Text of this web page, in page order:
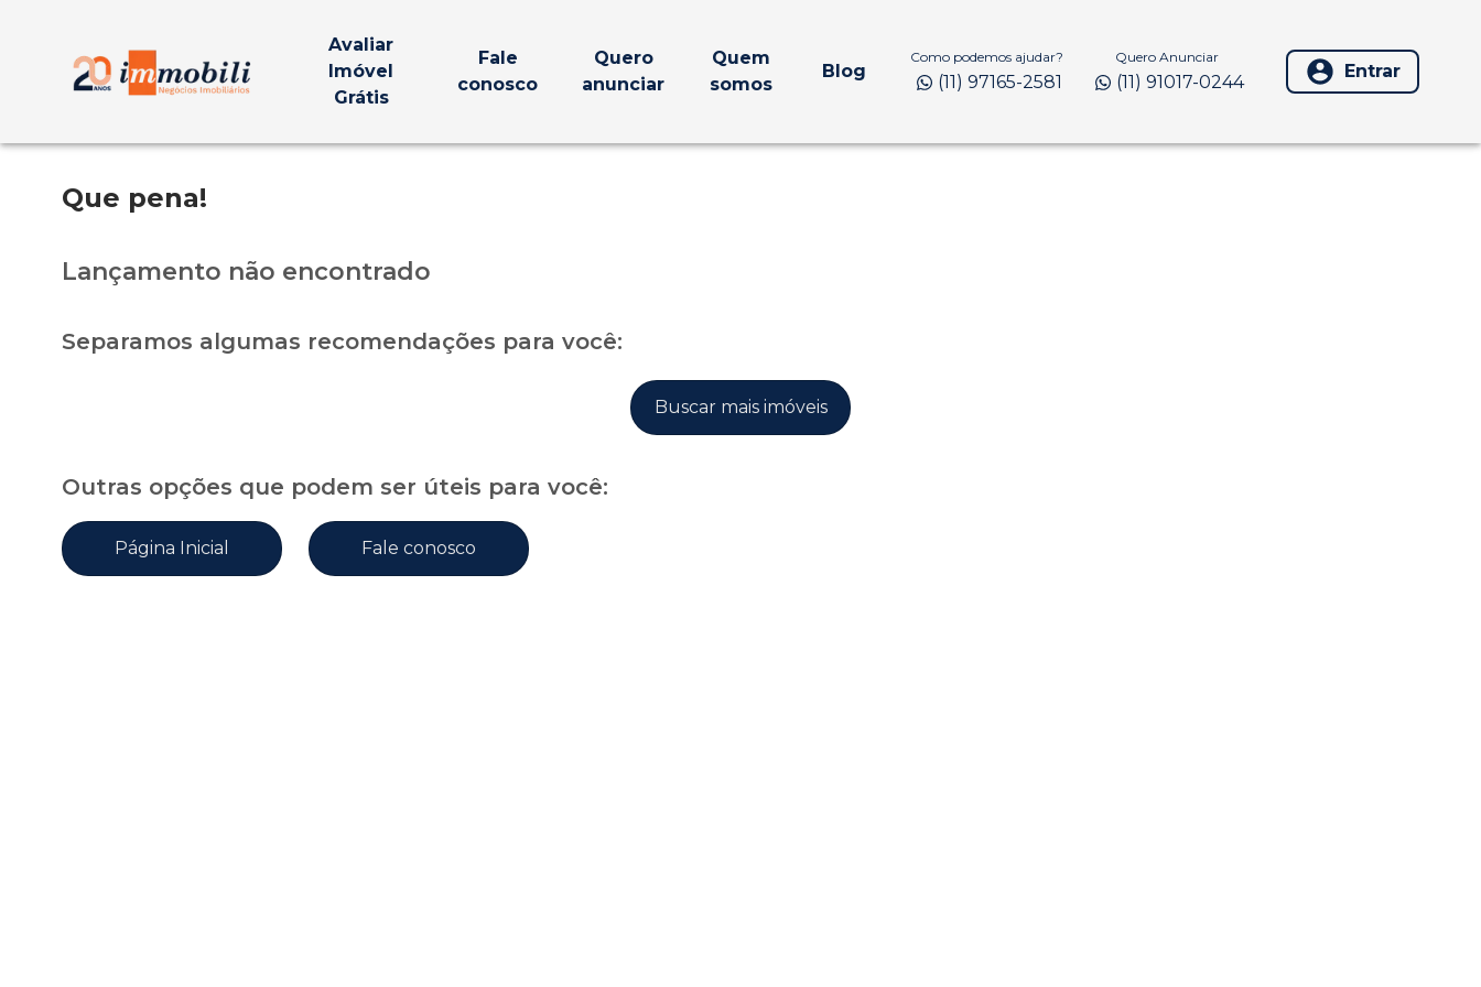
Avaliar
Imóvel
Grátis
Fale
conosco
Quero
anunciar
Quem
somos
Blog
Como podemos ajudar?
(11) 97165-2581
Quero Anunciar
(11) 91017-0244 Entrar
Que pena!
Lançamento não encontrado
Separamos algumas recomendações para você:
Buscar mais imóveis
Outras opções que podem ser úteis para você:
Página Inicial Fale conosco